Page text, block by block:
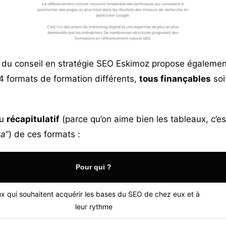
conseil en stratégie SEO Eskimozpropose
formats de formation différents, tous finançables
récapitulatif(parce qu’on aime bien les tableaux,
”) de ces formats :
Pour qui ?
qui souhaitent acquérir les bases du SEO de chez eux et à
leur rythme